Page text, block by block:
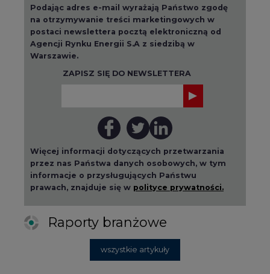
Podając adres e-mail wyrażają Państwo zgodę
na otrzymywanie treści marketingowych w
postaci newslettera pocztą elektroniczną od
Agencji Rynku Energii S.A z siedzibą w
Warszawie.
ZAPISZ SIĘ DO NEWSLETTERA
Więcej informacji dotyczących przetwarzania
przez nas Państwa danych osobowych, w tym
informacje o przysługujących Państwu
prawach, znajduje się w polityce prywatności.
Raporty branżowe
wszystkie artykuły